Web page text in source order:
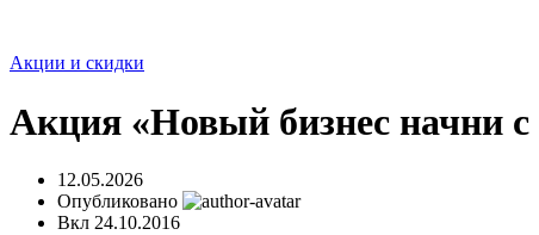
Акции и скидки
Акция «Новый бизнес начни
12.05.2026
Опубликовано
Вкл 24.10.2016